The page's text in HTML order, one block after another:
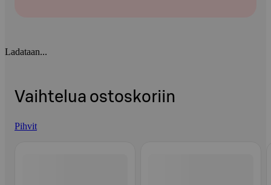
Ladataan...
Vaihtelua ostoskoriin
Pihvit